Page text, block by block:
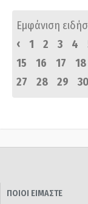
Εμφάνιση
‹
1 2 3 4
15
16 17 18
27
28 29 30
ΠΟΙΟΙ ΕΙΜΑΣΤΕ